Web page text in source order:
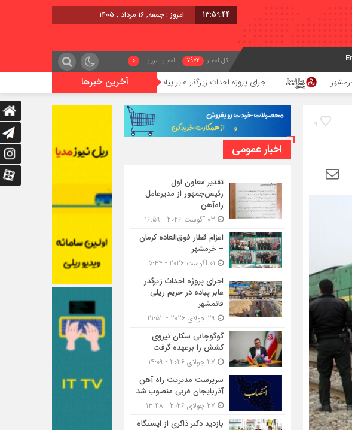
13:59:45 امروز : جمعه, ۱۶ مرداد , ۱۴۰۵
کل اخبار 7972 اخبار امروز : 0
آخرین خبرها اجرای پروژه احداث زیرگذر عابر پیاده در حریم ریلی قائمشهر
9
اخبار عمومی
تقدیر معاون اول
رئیس‌جمهور از مدیرعامل
راه‌آهن
اعزام قطار فوق‌العاده کرمان
– خرمشهر
اجرای پروژه احداث زیرگذر
عابر پیاده در حریم ریلی
قائمشهر
گوگوچانی سکان نیروی
کشش را برعهده گرفت
سرپرست مدیریت راه آهن
آذربایجان غربی منصوب شد
بازدید دکتر ذاکری از ایستگاه